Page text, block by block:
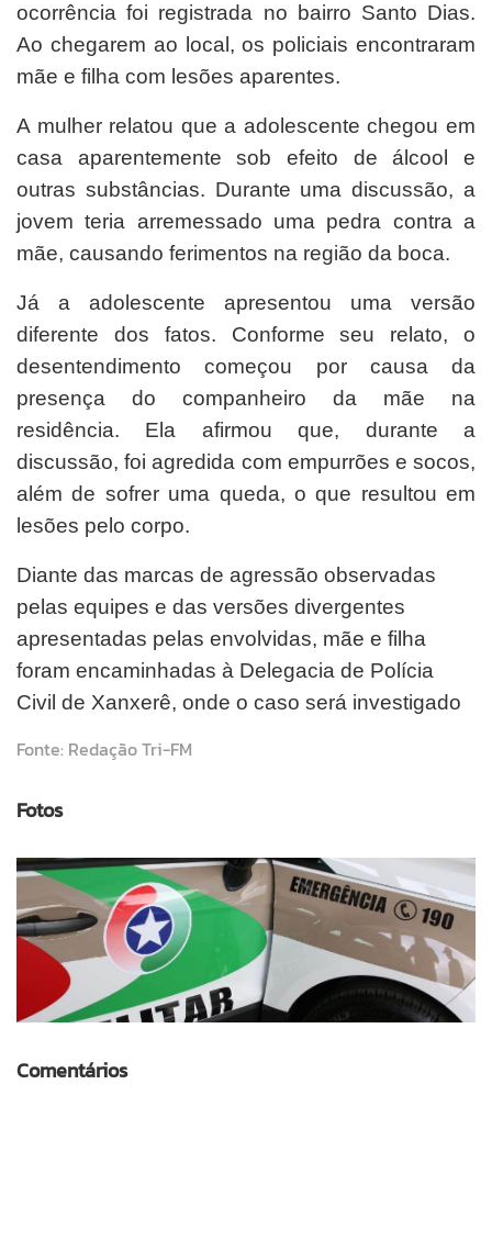
ocorrência foi registrada no bairro Santo Dias.
Ao chegarem ao local, os policiais encontraram
mãe e filha com lesões aparentes.
A mulher relatou que a adolescente chegou em
casa aparentemente sob efeito de álcool e
outras substâncias. Durante uma discussão, a
jovem teria arremessado uma pedra contra a
mãe, causando ferimentos na região da boca.
Já a adolescente apresentou uma versão
diferente dos fatos. Conforme seu relato, o
desentendimento começou por causa da
presença do companheiro da mãe na
residência. Ela afirmou que, durante a
discussão, foi agredida com empurrões e socos,
além de sofrer uma queda, o que resultou em
lesões pelo corpo.
Diante das marcas de agressão observadas
pelas equipes e das versões divergentes
apresentadas pelas envolvidas, mãe e filha
foram encaminhadas à Delegacia de Polícia
Civil de Xanxerê, onde o caso será investigado
Fonte: Redação Tri-FM
Fotos
Comentários